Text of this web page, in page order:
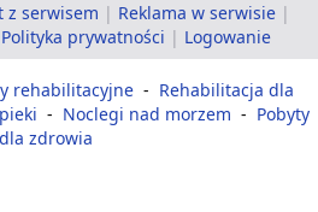
z serwisem | Reklama w serwisie |
Polityka prywatności | Logowanie
rehabilitacyjne - Rehabilitacja dla
- Noclegi nad morzem - Pobyty
dla zdrowia